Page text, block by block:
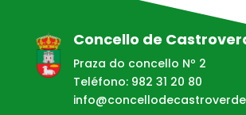
Concello de
Praza do concello Nº 2
Teléfono: 982 31 20 80